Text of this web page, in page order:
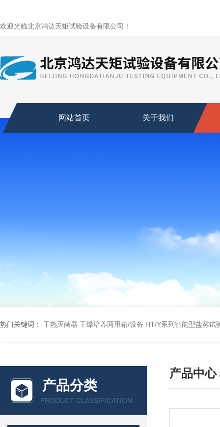
欢迎光临北京鸿达天矩试验设备有限公司！
网站首页 关于我们
热门关键词： 干热灭菌器 干燥培养两用箱/设备 HT/Y系列智能型盐雾试
产品分类
PRODUCT CLASSIFICATION
产品中心